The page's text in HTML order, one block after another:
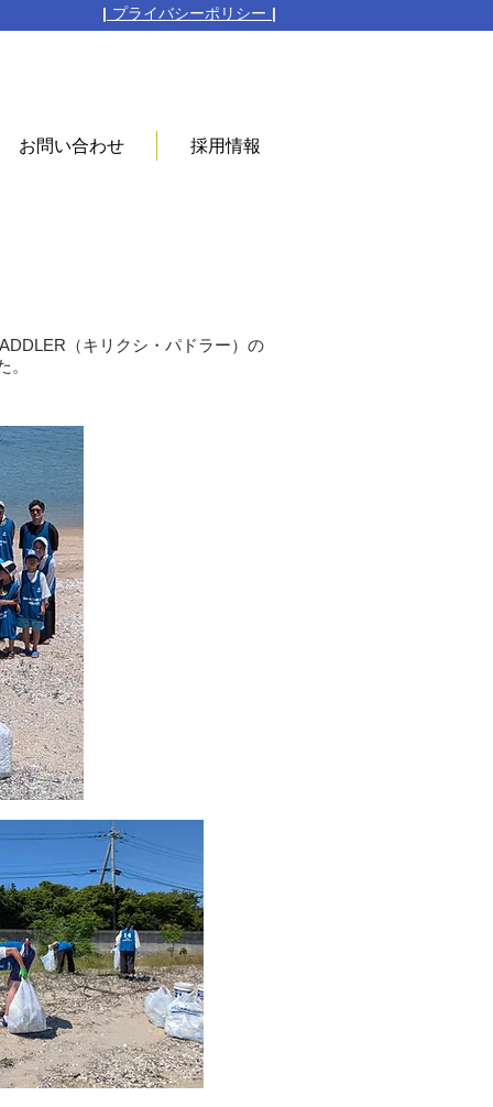
​| プライバシーポリシー |
お問い合わせ 採用情報
（キリクシ・パドラー）の